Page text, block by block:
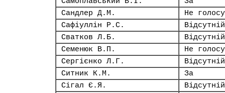
Сандлер Д.М.
Не
Сафіуллін Р.С.
Відсутній
Сватков Л.Б.
Відсутній
Семенюк В.П.
Не
Сергієнко Л.Г.
Відсутній
Ситник К.М.
За
Сігал Є.Я.
Відсутній